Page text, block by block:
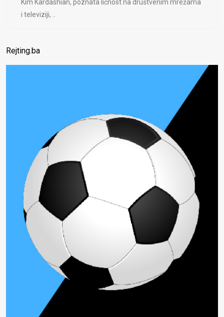
Kim Kardashian, poznata ličnost na društvenim mrežama
i televiziji, ..
Rejting.ba